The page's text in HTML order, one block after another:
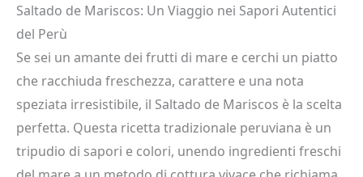
Saltado de Mariscos: Un Viaggio nei Sapori Autentici
del Perù
Se sei un amante dei frutti di mare e cerchi un piatto
che racchiuda freschezza, carattere e una nota
speziata irresistibile, il Saltado de Mariscos è la scelta
perfetta. Questa ricetta tradizionale peruviana è un
tripudio di sapori e colori, unendo ingredienti freschi